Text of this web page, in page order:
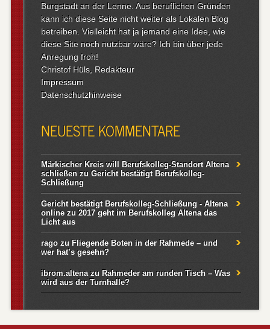
Burgstadt an der Lenne. Aus beruflichen Gründen
kann ich diese Seite nicht weiter als Lokalen Blog
betreiben. Vielleicht hat ja jemand eine Idee, wie
diese Site noch nutzbar wäre? Ich bin über jede
Anregung froh!
Christof Hüls, Redakteur
Impressum
Datenschutzhinweise
NEUESTE KOMMENTARE
Märkischer Kreis will Berufskolleg-Standort Altena
schließenzuGericht bestätigt Berufskolleg-
Schließung
Gericht bestätigt Berufskolleg-Schließung - Altena
onlinezu2017 geht im Berufskolleg Altena das
Licht aus
ragozu Fliegende Boten in der Rahmede – und
wer hat’s gesehn?
ibrom.altenazu Rahmeder am runden Tisch – Was
wird aus der Turnhalle?